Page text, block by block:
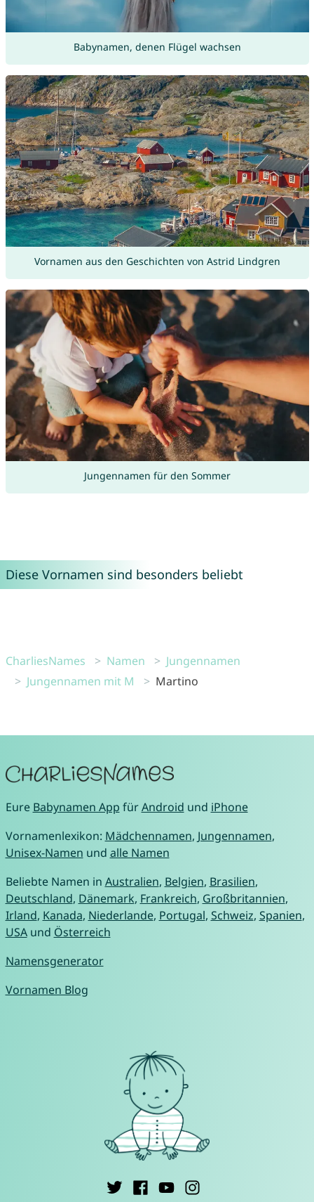
Babynamen, denen Flügel wachsen
Vornamen aus den Geschichten von Astrid Lindgren
Jungennamen für den Sommer
Diese Vornamen sind besonders beliebt
CharliesNames Namen
Jungennamen
Jungennamen mit M
Martino
Eure Babynamen App fürAndroid und iPhone
Vornamenlexikon: Mädchennamen, Jungennamen,
Unisex-Namen und alle Namen
Beliebte Namen in Australien, Belgien, Brasilien,
Deutschland, Dänemark, Frankreich, Großbritannien,
Irland, Kanada, Niederlande, Portugal, Schweiz, Spanien,
USAund Österreich
Namensgenerator
Vornamen Blog